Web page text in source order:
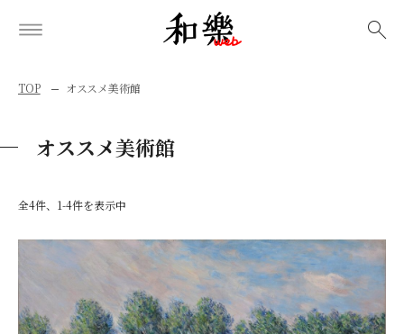
TOP オススメ美術館
オススメ美術館
全4件、1-4件を表示中